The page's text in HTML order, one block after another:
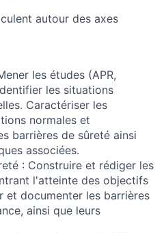
autour des axes
les études (APR,
les situations
Caractériser les
normales et
barrières de sûreté ainsi
associées.
: Construire et rédiger les
l'atteinte des objectifs
et documenter les barrières
ainsi que leurs